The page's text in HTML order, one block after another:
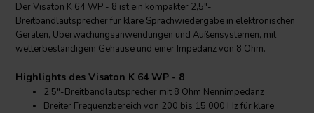
Der Visaton K 64 WP - 8 ist ein kompakter 2,5"-
Breitbandlautsprecher für klare Sprachwiedergabe in elektronischen
Geräten, Überwachungsanwendungen und Außensystemen, mit
wetterbeständigem Gehäuse und einer Impedanz von 8 Ohm.
Highlights des Visaton K 64 WP - 8
2,5"-Breitbandlautsprecher mit 8 Ohm Nennimpedanz
Breiter Frequenzbereich von 200 bis 15.000 Hz für klare